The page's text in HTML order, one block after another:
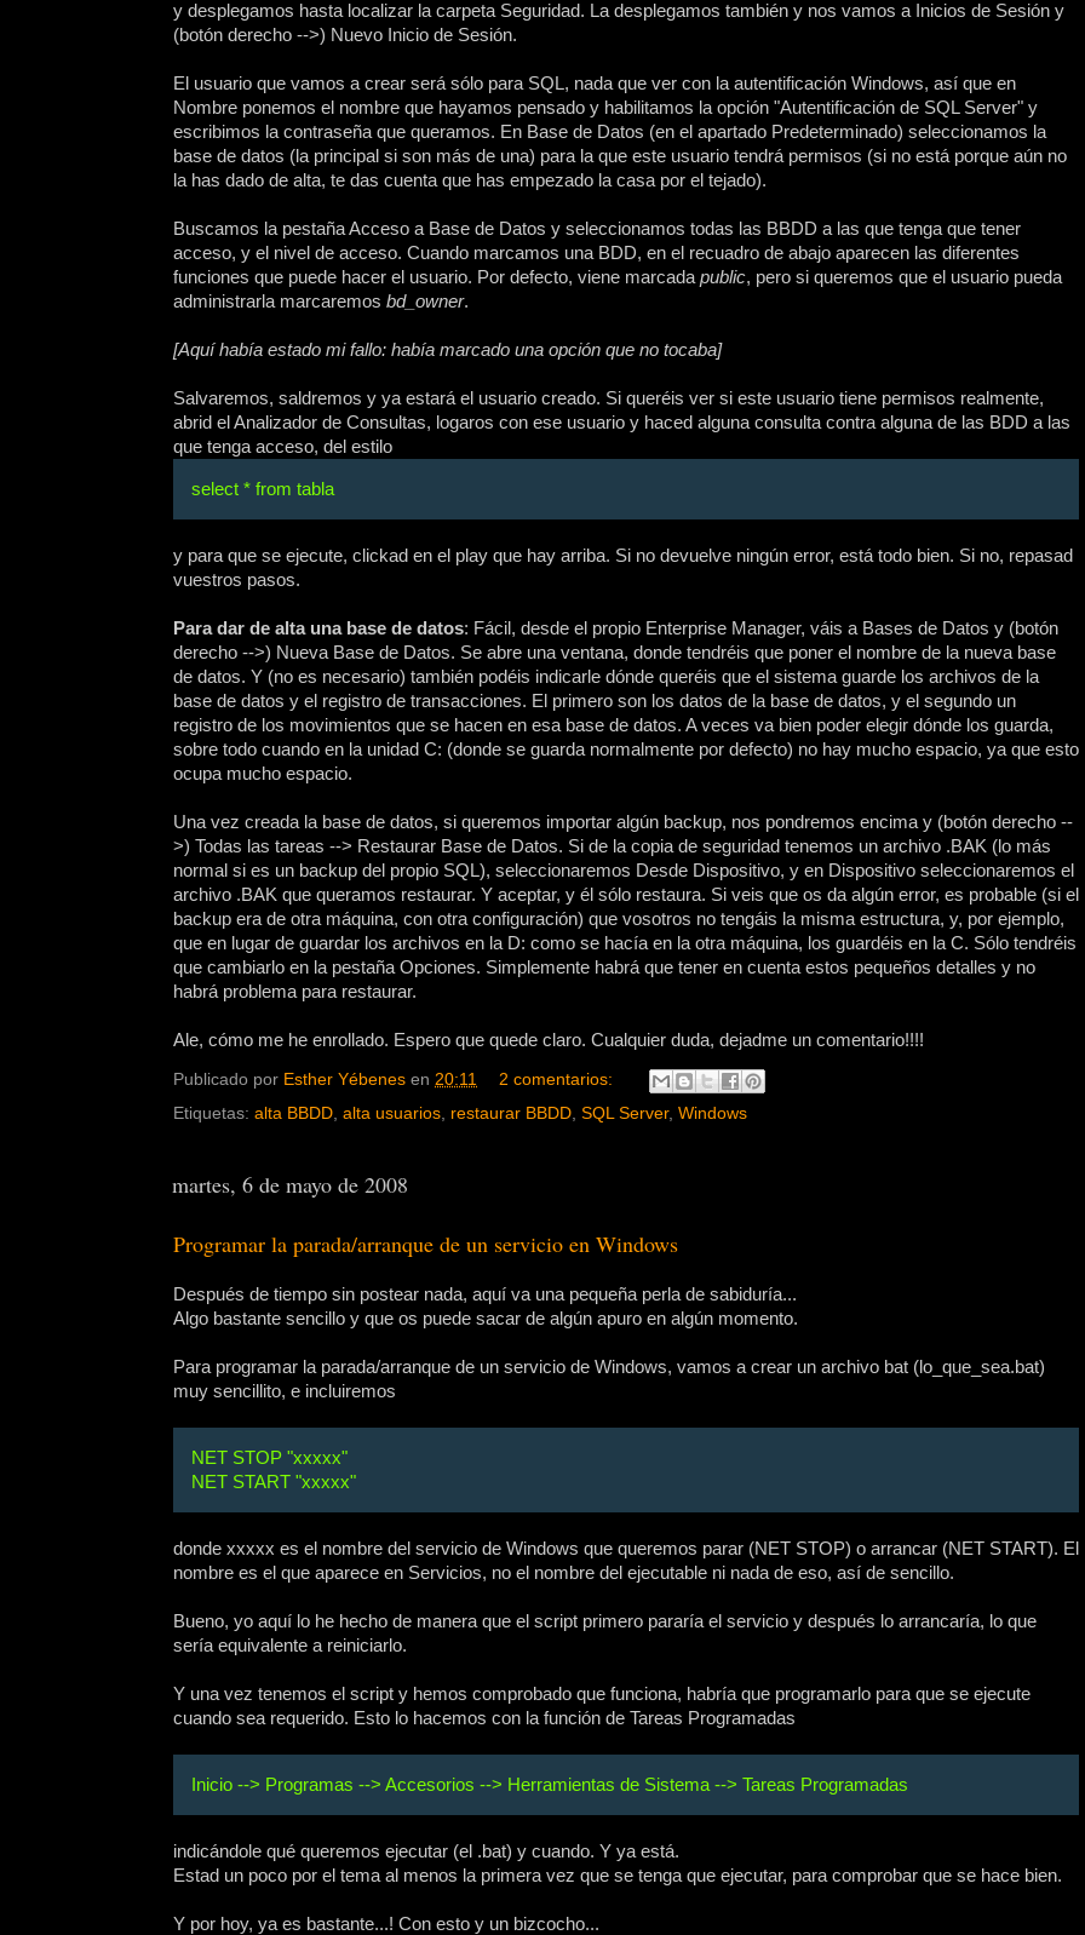
y desplegamos hasta localizar la carpeta Seguridad. La desplegamos también y nos vamos a Inicios de Sesión y
(botón derecho -->) Nuevo Inicio de Sesión.
El usuario que vamos a crear será sólo para SQL, nada que ver con la autentificación Windows, así que en
Nombre ponemos el nombre que hayamos pensado y habilitamos la opción "Autentificación de SQL Server" y
escribimos la contraseña que queramos. En Base de Datos (en el apartado Predeterminado) seleccionamos la
base de datos (la principal si son más de una) para la que este usuario tendrá permisos (si no está porque aún no
la has dado de alta, te das cuenta que has empezado la casa por el tejado).
Buscamos la pestaña Acceso a Base de Datos y seleccionamos todas las BBDD a las que tenga que tener
acceso, y el nivel de acceso. Cuando marcamos una BDD, en el recuadro de abajo aparecen las diferentes
funciones que puede hacer el usuario. Por defecto, viene marcadapublic, pero si queremos que el usuario pueda
administrarla marcaremos bd_owner.
[Aquí había estado mi fallo: había marcado una opción que no tocaba]
Salvaremos, saldremos y ya estará el usuario creado. Si queréis ver si este usuario tiene permisos realmente,
abrid el Analizador de Consultas, logaros con ese usuario y haced alguna consulta contra alguna de las BDD a las
que tenga acceso, del estilo
select * from tabla
y para que se ejecute, clickad en el play que hay arriba. Si no devuelve ningún error, está todo bien. Si no, repasad
vuestros pasos.
Para dar de alta una base de datos: Fácil, desde el propio Enterprise Manager, váis a Bases de Datos y (botón
derecho -->) Nueva Base de Datos. Se abre una ventana, donde tendréis que poner el nombre de la nueva base
de datos. Y (no es necesario) también podéis indicarle dónde queréis que el sistema guarde los archivos de la
base de datos y el registro de transacciones. El primero son los datos de la base de datos, y el segundo un
registro de los movimientos que se hacen en esa base de datos. A veces va bien poder elegir dónde los guarda,
sobre todo cuando en la unidad C: (donde se guarda normalmente por defecto) no hay mucho espacio, ya que esto
ocupa mucho espacio.
Una vez creada la base de datos, si queremos importar algún backup, nos pondremos encima y (botón derecho --
>) Todas las tareas --> Restaurar Base de Datos. Si de la copia de seguridad tenemos un archivo .BAK (lo más
normal si es un backup del propio SQL), seleccionaremos Desde Dispositivo, y en Dispositivo seleccionaremos el
archivo .BAK que queramos restaurar. Y aceptar, y él sólo restaura. Si veis que os da algún error, es probable (si el
backup era de otra máquina, con otra configuración) que vosotros no tengáis la misma estructura, y, por ejemplo,
que en lugar de guardar los archivos en la D: como se hacía en la otra máquina, los guardéis en la C. Sólo tendréis
que cambiarlo en la pestaña Opciones. Simplemente habrá que tener en cuenta estos pequeños detalles y no
habrá problema para restaurar.
Ale, cómo me he enrollado. Espero que quede claro. Cualquier duda, dejadme un comentario!!!!
Publicado por Esther Yébenes en 20:11
2 comentarios:
Etiquetas: alta BBDD alta usuarios restaurar BBDD SQL Server, Windows
martes, 6 de mayo de 2008
Programar la parada/arranque de un servicio en Windows
Después de tiempo sin postear nada, aquí va una pequeña perla de sabiduría...
Algo bastante sencillo y que os puede sacar de algún apuro en algún momento.
Para programar la parada/arranque de un servicio de Windows, vamos a crear un archivo bat (lo_que_sea.bat)
muy sencillito, e incluiremos
NET STOP "xxxxx"
NET START "xxxxx"
donde xxxxx es el nombre del servicio de Windows que queremos parar (NET STOP) o arrancar (NET START). El
nombre es el que aparece en Servicios, no el nombre del ejecutable ni nada de eso, así de sencillo.
Bueno, yo aquí lo he hecho de manera que el script primero pararía el servicio y después lo arrancaría, lo que
sería equivalente a reiniciarlo.
Y una vez tenemos el script y hemos comprobado que funciona, habría que programarlo para que se ejecute
cuando sea requerido. Esto lo hacemos con la función de Tareas Programadas
Inicio --> Programas --> Accesorios --> Herramientas de Sistema --> Tareas Programadas
indicándole qué queremos ejecutar (el .bat) y cuando. Y ya está.
Estad un poco por el tema al menos la primera vez que se tenga que ejecutar, para comprobar que se hace bien.
Y por hoy, ya es bastante...! Con esto y un bizcocho...